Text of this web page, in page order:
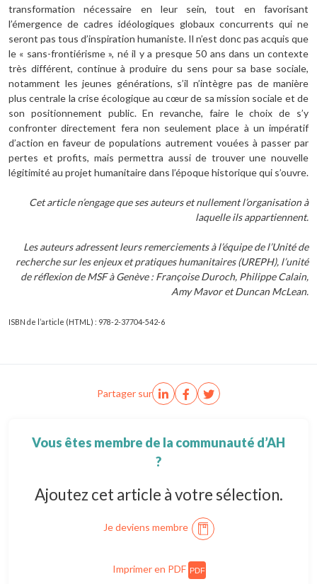
transformation nécessaire en leur sein, tout en favorisant
l’émergence de cadres idéologiques globaux concurrents qui ne
seront pas tous d’inspiration humaniste. Il n’est donc pas acquis que
le « sans-frontiérisme », né il y a presque 50 ans dans un contexte
très différent, continue à produire du sens pour sa base sociale,
notamment les jeunes générations, s’il n’intègre pas de manière
plus centrale la crise écologique au cœur de sa mission sociale et de
son positionnement public. En revanche, faire le choix de s’y
confronter directement fera non seulement place à un impératif
d’action en faveur de populations autrement vouées à passer par
pertes et profits, mais permettra aussi de trouver une nouvelle
légitimité au projet humanitaire dans l’époque historique qui s’ouvre.
Cet article n’engage que ses auteurs et nullement l’organisation à
laquelle ils appartiennent.
Les auteurs adressent leurs remerciements à l’équipe de l’Unité de
recherche sur les enjeux et pratiques humanitaires (UREPH), l’unité
de réflexion de MSF à Genève : Françoise Duroch, Philippe Calain,
Amy Mavor et Duncan McLean.
ISBN de l’article (HTML) : 978-2-37704-542-6
Partager sur
Vous êtes membre de la communauté d’AH
?
Ajoutez cet article à votre sélection.
Je deviens membre
Imprimer en PDF PDF